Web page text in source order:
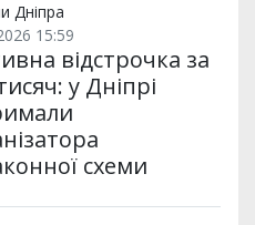
Дніпра
15:59
відстрочка за
у Дніпрі
схеми